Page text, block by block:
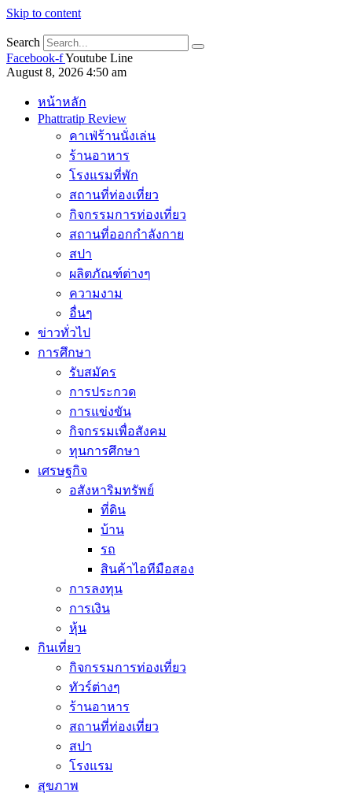
Skip to content
Search
Facebook-fYoutube Line
August 8, 2026 4:50 am
หน้าหลัก
Phattratip Review
คาเฟ่ร้านนั่งเล่น
ร้านอาหาร
โรงแรมที่พัก
สถานที่ท่องเที่ยว
กิจกรรมการท่องเที่ยว
สถานที่ออกกำลังกาย
สปา
ผลิตภัณฑ์ต่างๆ
ความงาม
อื่นๆ
ข่าวทั่วไป
การศึกษา
รับสมัคร
การประกวด
การแข่งขัน
กิจกรรมเพื่อสังคม
ทุนการศึกษา
เศรษฐกิจ
อสังหาริมทรัพย์
ที่ดิน
บ้าน
รถ
สินค้าไอทีมือสอง
การลงทุน
การเงิน
หุ้น
กินเที่ยว
กิจกรรมการท่องเที่ยว
ทัวร์ต่างๆ
ร้านอาหาร
สถานที่ท่องเที่ยว
สปา
โรงแรม
สุขภาพ